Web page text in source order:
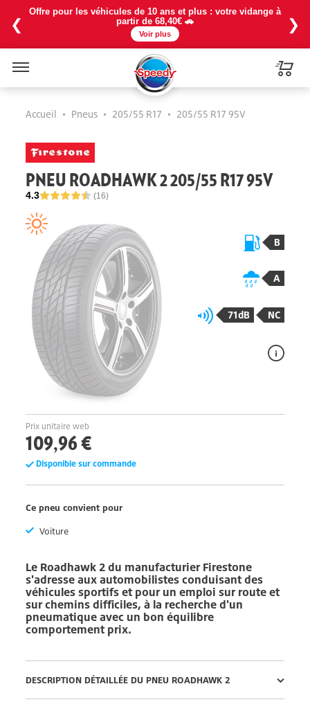
❮
Offre pour les véhicules de 10 ans et plus : votre vidange à
partir de 68,40€ 🚗
Voir plus
❯
Accueil • Pneus • 205/55 R17 • 205/55 R17 95V
PNEU ROADHAWK 2 205/55 R17 95V
4.3 (16)
B
A
71dB NC
Prix unitaire web
109,96 €
Disponible sur commande
Ce pneu convient pour
Voiture
Le Roadhawk 2 du manufacturier Firestone
s'adresse aux automobilistes conduisant des
véhicules sportifs et pour un emploi sur route et
sur chemins difficiles, à la recherche d'un
pneumatique avec un bon équilibre
comportement prix.
DESCRIPTION DÉTAILLÉE DU PNEU ROADHAWK 2